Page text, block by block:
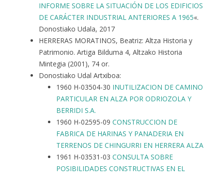
INFORME SOBRE LA SITUACIÓN DE LOS EDIFICIOS
DE CARÁCTER INDUSTRIAL ANTERIORES A 1965«.
Donostiako Udala, 2017
HERRERAS MORATINOS, Beatriz: Altza Historia y
Patrimonio. Artiga Bilduma 4, Altzako Historia
Mintegia (2001), 74 or.
Donostiako Udal Artxiboa:
1960 H-03504-30 INUTILIZACION DE CAMINO
PARTICULAR EN ALZA POR ODRIOZOLA Y
BERRIDI S.A.
1960 H-02595-09 CONSTRUCCION DE
FABRICA DE HARINAS Y PANADERIA EN
TERRENOS DE CHINGURRI EN HERRERA ALZA
1961 H-03531-03 CONSULTA SOBRE
POSIBILIDADES CONSTRUCTIVAS EN EL